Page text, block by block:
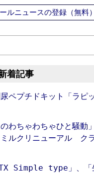
ルニュースの登録（無料）
着記事
尿ペプチドキット「ラ
わちゃわちゃひと騒動
ルクリニューアル ク
Simple type」、「